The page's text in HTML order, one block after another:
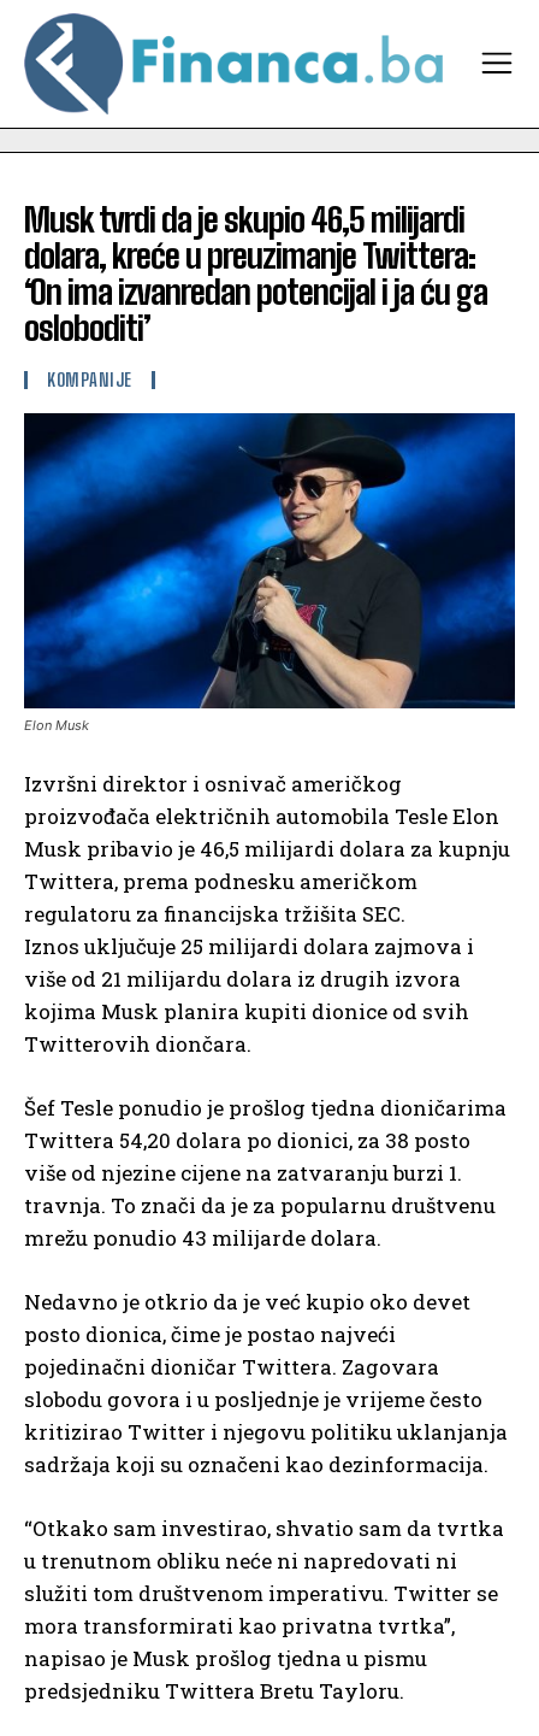
Musk tvrdi da je skupio 46,5 milijardi
dolara, kreće u preuzimanje Twittera:
‘On ima izvanredan potencijal i ja ću ga
osloboditi’
KOMPANIJE
Elon Musk
Izvršni direktor i osnivač američkog
proizvođača električnih automobila Tesle Elon
Musk pribavio je 46,5 milijardi dolara za kupnju
Twittera, prema podnesku američkom
regulatoru za financijska tržišita SEC.
Iznos uključuje 25 milijardi dolara zajmova i
više od 21 milijardu dolara iz drugih izvora
kojima Musk planira kupiti dionice od svih
Twitterovih diončara.
Šef Tesle ponudio je prošlog tjedna dioničarima
Twittera 54,20 dolara po dionici, za 38 posto
više od njezine cijene na zatvaranju burzi 1.
travnja. To znači da je za popularnu društvenu
mrežu ponudio 43 milijarde dolara.
Nedavno je otkrio da je već kupio oko devet
posto dionica, čime je postao najveći
pojedinačni dioničar Twittera. Zagovara
slobodu govora i u posljednje je vrijeme često
kritizirao Twitter i njegovu politiku uklanjanja
sadržaja koji su označeni kao dezinformacija.
“Otkako sam investirao, shvatio sam da tvrtka
u trenutnom obliku neće ni napredovati ni
služiti tom društvenom imperativu. Twitter se
mora transformirati kao privatna tvrtka”,
napisao je Musk prošlog tjedna u pismu
predsjedniku Twittera Bretu Tayloru.